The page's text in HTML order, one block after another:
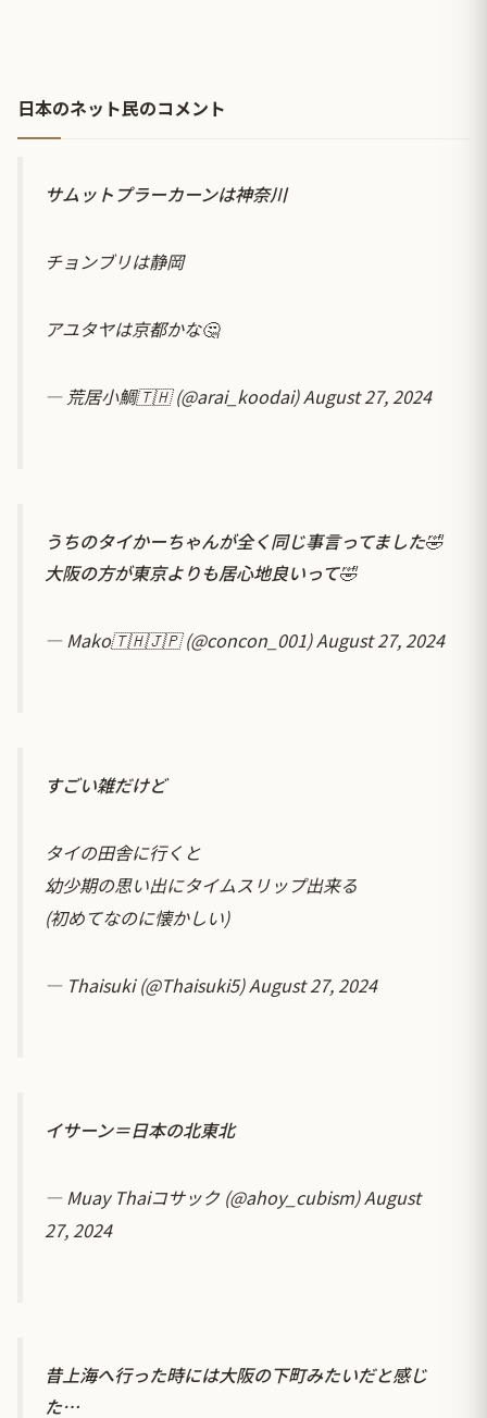
日本のネット民のコメント
サムットプラーカーンは神奈川
チョンブリは静岡
アユタヤは京都かな🤔
— 荒居小鯛🇹🇭 (@arai_koodai)August 27, 2024
うちのタイかーちゃんが全く同じ事言ってました🤣
大阪の方が東京よりも居心地良いって🤣
— Mako🇹🇭🇯🇵 (@concon_001)August 27, 2024
すごい雑だけど
タイの田舎に行くと
幼少期の思い出にタイムスリップ出来る
(初めてなのに懐かしい)
— Thaisuki (@Thaisuki5)August 27, 2024
イサーン＝日本の北東北
— Muay Thaiコサック (@ahoy_cubism)August
27, 2024
昔上海へ行った時には大阪の下町みたいだと感じ
た…